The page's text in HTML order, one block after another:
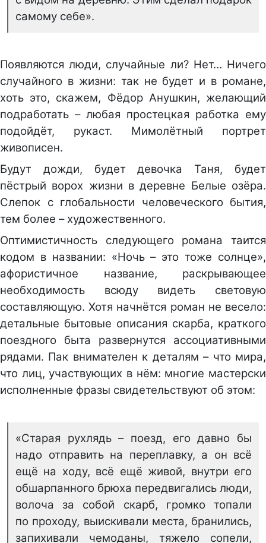
самому себе».
Появляются люди, случайные ли? Нет… Ничего
случайного в жизни: так не будет и в романе,
хоть это, скажем, Фёдор Анушкин, желающий
подработать – любая простецкая работка ему
подойдёт, рукаст. Мимолётный портрет
живописен.
Будут дожди, будет девочка Таня, будет
пёстрый ворох жизни в деревне Белые озёра.
Слепок с глобальности человеческого бытия,
тем более – художественного.
Оптимистичность следующего романа таится
кодом в названии: «Ночь – это тоже солнце»,
афористичное название, раскрывающее
необходимость всюду видеть световую
составляющую. Хотя начнётся роман не весело:
детальные бытовые описания скарба, краткого
поездного быта развернутся ассоциативными
рядами. Пак внимателен к деталям – что мира,
что лиц, участвующих в нём: многие мастерски
исполненные фразы свидетельствуют об этом:
«Старая рухлядь – поезд, его давно бы
надо отправить на переплавку, а он всё
ещё на ходу, всё ещё живой, внутри его
обшарпанного брюха передвигались люди,
волоча за собой скарб, громко топали
по проходу, выискивали места, бранились,
запихивали чемоданы, тяжело сопели,